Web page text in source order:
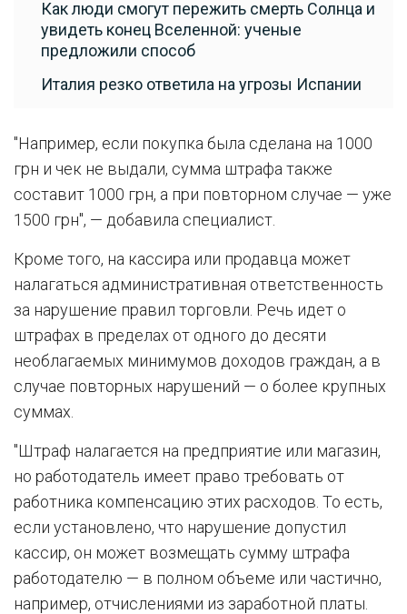
Как люди смогут пережить смерть Солнца и
увидеть конец Вселенной: ученые
предложили способ
Италия резко ответила на угрозы Испании
"Например, если покупка была сделана на 1000
грн и чек не выдали, сумма штрафа также
составит 1000 грн, а при повторном случае — уже
1500 грн", — добавила специалист.
Кроме того, на кассира или продавца может
налагаться административная ответственность
за нарушение правил торговли. Речь идет о
штрафах в пределах от одного до десяти
необлагаемых минимумов доходов граждан, а в
случае повторных нарушений — о более крупных
суммах.
"Штраф налагается на предприятие или магазин,
но работодатель имеет право требовать от
работника компенсацию этих расходов. То есть,
если установлено, что нарушение допустил
кассир, он может возмещать сумму штрафа
работодателю — в полном объеме или частично,
например, отчислениями из заработной платы.